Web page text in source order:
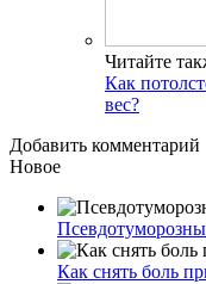
Читайте
Как
вес?
Добавить комментарий
Новое
Как снять боль